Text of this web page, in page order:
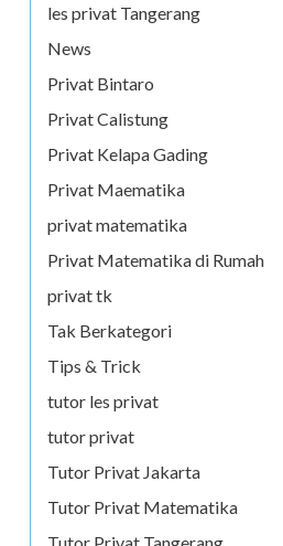
les privat Tangerang
News
Privat Bintaro
Privat Calistung
Privat Kelapa Gading
Privat Maematika
privat matematika
Privat Matematika di Rumah
privat tk
Tak Berkategori
Tips & Trick
tutor les privat
tutor privat
Tutor Privat Jakarta
Tutor Privat Matematika
Tutor Privat Tangerang